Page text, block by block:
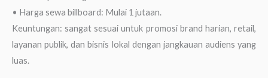
• Harga sewa billboard: Mulai 1 jutaan.
Keuntungan: sangat sesuai untuk promosi brand harian, retail,
layanan publik, dan bisnis lokal dengan jangkauan audiens yang
luas.